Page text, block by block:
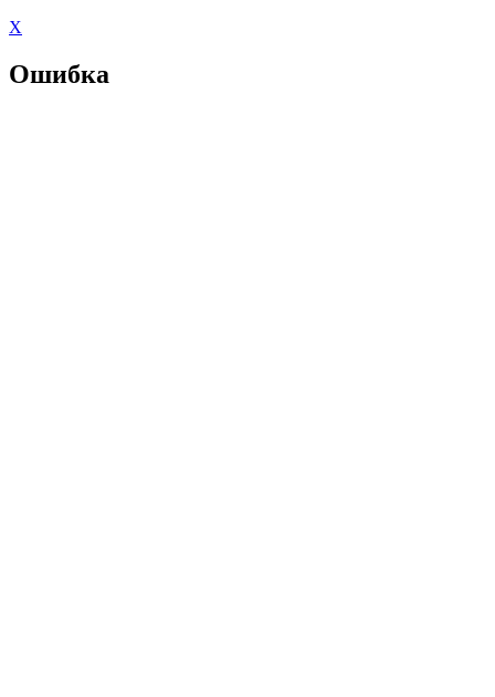
X
Ошибка